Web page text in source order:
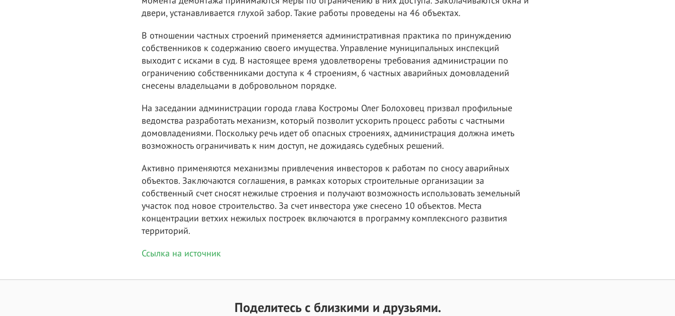
двери, устанавливается глухой забор. Такие работы проведены на 46 объектах.
В отношении частных строений применяется административная практика по принуждению
собственников к содержанию своего имущества. Управление муниципальных инспекций
выходит с исками в суд. В настоящее время удовлетворены требования администрации по
ограничению собственниками доступа к 4 строениям, 6 частных аварийных домовладений
снесены владельцами в добровольном порядке.
На заседании администрации города глава Костромы Олег Болоховец призвал профильные
ведомства разработать механизм, который позволит ускорить процесс работы с частными
домовладениями. Поскольку речь идет об опасных строениях, администрация должна иметь
возможность ограничивать к ним доступ, не дожидаясь судебных решений.
Активно применяются механизмы привлечения инвесторов к работам по сносу аварийных
объектов. Заключаются соглашения, в рамках которых строительные организации за
собственный счет сносят нежилые строения и получают возможность использовать земельный
участок под новое строительство. За счет инвестора уже снесено 10 объектов. Места
концентрации ветхих нежилых построек включаются в программу комплексного развития
территорий.
Ссылка на источник
Поделитесь с близкими и друзьями.